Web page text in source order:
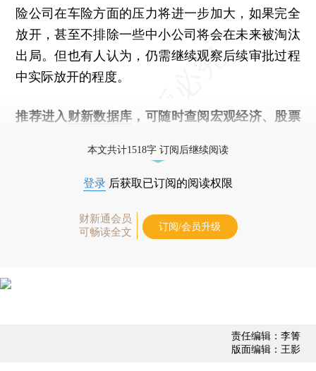
险公司在车险方面的压力将进一步加大，如果完全
放开，甚至不排除一些中小公司将会在未来被淘汰
出局。但也有人认为，仍需继续观察后续审批过程
中实际放开的程度。
推荐进入 财新数据库 ，可随时查阅宏观经济、股票
本文共计1518字 订阅后继续阅读
登录 后获取已订阅的阅读权限
财新通会员
可畅读全文
订阅/会员升级
责任编辑：李箐
版面编辑：王影